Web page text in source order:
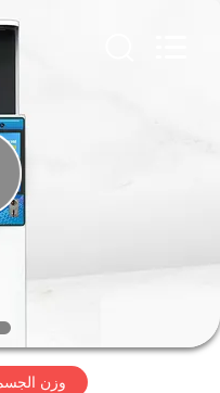
برنامج
VR
وزن